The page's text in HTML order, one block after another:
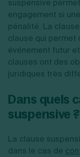
suspensive
engagement si
pénalité. La
clause qui permet
événement futur
clauses ont des
juridiques très
Dans quels
suspensive ?
La clause
dans le cas de